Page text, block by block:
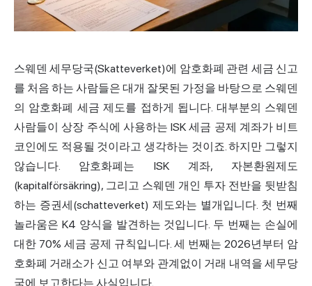
스웨덴 세무당국(Skatteverket)에 암호화폐 관련 세금 신고
를 처음 하는 사람들은 대개 잘못된 가정을 바탕으로 스웨덴
의 암호화폐 세금 제도를 접하게 됩니다. 대부분의 스웨덴
사람들이 상장 주식에 사용하는 ISK 세금 공제 계좌가 비트
코인에도 적용될 것이라고 생각하는 것이죠. 하지만 그렇지
않습니다. 암호화폐는 ISK 계좌, 자본환원제도
(kapitalförsäkring), 그리고 스웨덴 개인 투자 전반을 뒷받침
하는 증권세(schatteverket) 제도와는 별개입니다. 첫 번째
놀라움은 K4 양식을 발견하는 것입니다. 두 번째는 손실에
대한 70% 세금 공제 규칙입니다. 세 번째는 2026년부터 암
호화폐 거래소가 신고 여부와 관계없이 거래 내역을 세무당
국에 보고한다는 사실입니다.